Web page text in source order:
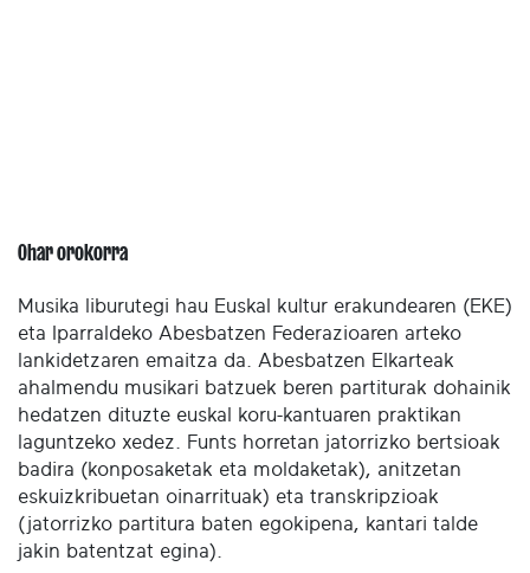
Ohar orokorra
Musika liburutegi hau Euskal kultur erakundearen (EKE)
eta Iparraldeko Abesbatzen Federazioaren arteko
lankidetzaren emaitza da. Abesbatzen Elkarteak
ahalmendu musikari batzuek beren partiturak dohainik
hedatzen dituzte euskal koru-kantuaren praktikan
laguntzeko xedez. Funts horretan jatorrizko bertsioak
badira (konposaketak eta moldaketak), anitzetan
eskuizkribuetan oinarrituak) eta transkripzioak
(jatorrizko partitura baten egokipena, kantari talde
jakin batentzat egina).